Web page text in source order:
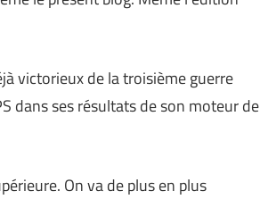
victorieux de la troisième guerre
dans ses résultats de son moteur de
On va de plus en plus